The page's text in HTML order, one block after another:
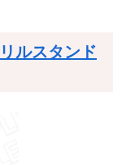
ルスタンド